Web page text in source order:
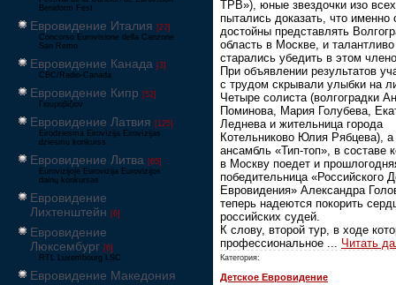
Benidorm Fest
Евровидение Италия [27]
Concorso Eurovisione della Canzone
San Remo
Евровидение Канада [3]
CBC/Radio-Canada
Евровидение Кипр [52]
Γιουροβίζιον
Евровидение Латвия [125]
Eirodziesma Eirovīzija Eirovīzijas
dziesmu konkurss
Евровидение Литва [65]
Eurovizijoje Eurovizija Eurovizijos
dainų konkursas
Евровидение
Лихтенштейн [6]
Евровидение
Люксембург [6]
RTL Luxembourg LSC
Евровидение Македония
ТРВ»), юные звездочки изо
пытались доказать, что именно
достойны представлять
область в Москве, и талантливо
старались убедить в этом
При объявлении результатов
с трудом скрывали улыбки на
Четыре солиста (волгоградки
Поминова, Мария Голубева,
Леднева и жительница города
Котельниково Юлия Рябцева), а
ансамбль «Тип-топ», в составе
в Москву поедет и
победительница «Российского
Евровидения» Александра
теперь надеются покорить
российских судей.
К слову, второй тур, в ходе
профессиональное ... Читать
Категория:
Детское Евровидение